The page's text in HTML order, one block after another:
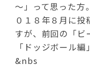
～」って思った方
０１８年８月に
すが、前回の「ビ
「ドッジボール
&nbs